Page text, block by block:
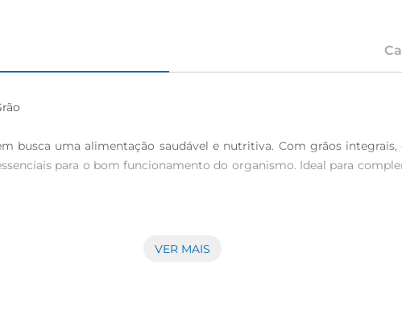
busca uma alimentação saudável e nutritiva. Com grãos
para o bom funcionamento do organismo. Ideal para
facilmente ao seu estilo de cozinhar. Experimente em risotos,
VER MAIS